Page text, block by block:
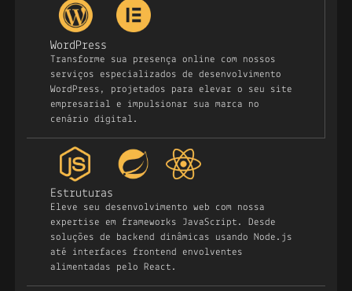
WordPress
Transforme sua presença online com nossos
serviços especializados de desenvolvimento
WordPress, projetados para elevar o seu site
empresarial e impulsionar sua marca no
cenário digital.
Estruturas
Eleve seu desenvolvimento web com nossa
expertise em frameworks JavaScript. Desde
soluções de backend dinâmicas usando Node.js
até interfaces frontend envolventes
alimentadas pelo React.